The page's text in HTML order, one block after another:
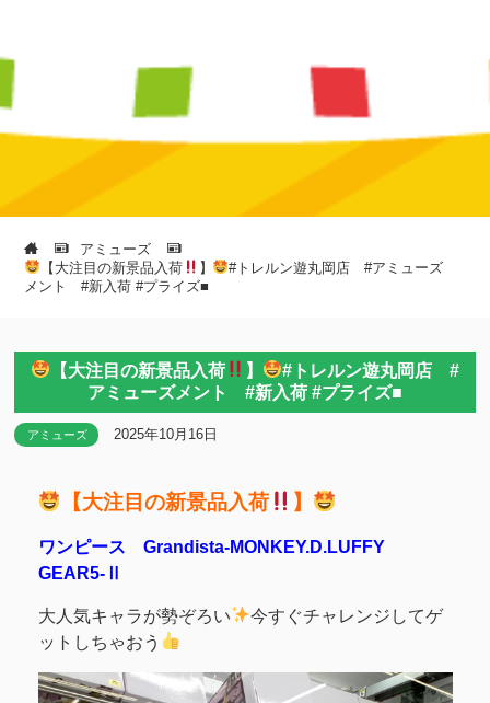
アミューズ
【大注目の新景品入荷
】
#トレルン遊丸岡店 #アミューズ
メント #新入荷 #プライズ■
【大注目の新景品入荷 】
#トレルン遊丸岡店 #
アミューズメント #新入荷 #プライズ■
アミューズ 2025年10月16日
【大注目の新景品入荷 】
ワンピース Grandista-MONKEY.D.LUFFY
GEAR5-Ⅱ
大人気キャラが勢ぞろい
今すぐチャレンジしてゲ
ットしちゃおう